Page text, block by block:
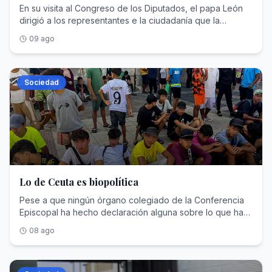
En su visita al Congreso de los Diputados, el papa León
dirigió a los representantes e la ciudadanía que la
fundamento.
09 ago
Sociedad
Lo de Ceuta es biopolítica
Pese a que ningún órgano colegiado de la Conferencia
Episcopal ha hecho declaración alguna sobre lo que ha
Argüello, sí ha publicado un post en la red social X en el
que afirmaba que «La biopolítica es clave en el actual
poder mundial. Se juega con la vida y se utiliza a las
08 ago